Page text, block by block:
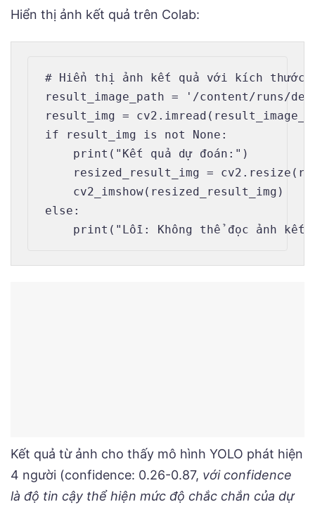
Hiển thị ảnh kết quả trên Colab:
# Hiển thị ảnh kết quả với kích thước
result_image_path = '/content/runs/
result_img =
if result_img is not None:
    print("Kết quả dự đoán:")
resized_result_img =
    cv2_imshow(resized_result_img)
else:
Kết quả từ ảnh cho thấy mô hình YOLO phát hiện
4 người (confidence: 0.26-0.87, với confidence
là độ tin cậy thể hiện mức độ chắc chắn của dự